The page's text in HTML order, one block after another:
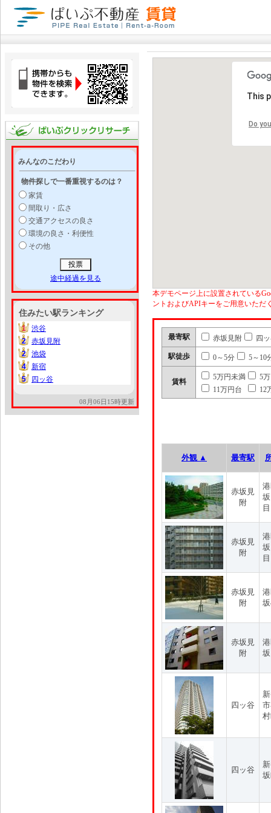
みんなのこだわり
物件探しで一番重視するのは？
家賃
間取り・広さ
交通アクセスの良さ
環境の良さ・利便性
その他
途中経過を見る
住みたい駅ランキング
1
1
渋谷
2
2
赤坂見附
2
2
池袋
4
4
新宿
5
5 四ッ谷
08月06日15時更新
This
Do
本デモページ上に設置されている
ントおよびAPIキーをご用意いただ
最寄駅 赤坂見附 四
駅徒歩 0～5分 5～10
賃料
5万円未満
5
11万円台
12
外観 ▲ 最寄駅
赤坂見
附
目
赤坂見
附
目
赤坂見
附
赤坂見
附
四ッ谷
四ッ谷